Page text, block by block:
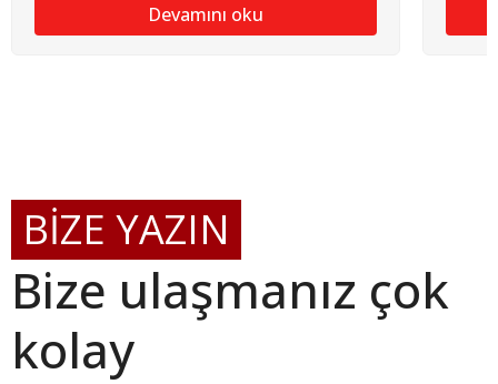
Devamını oku
BİZE YAZIN
Bize ulaşmanız çok
kolay